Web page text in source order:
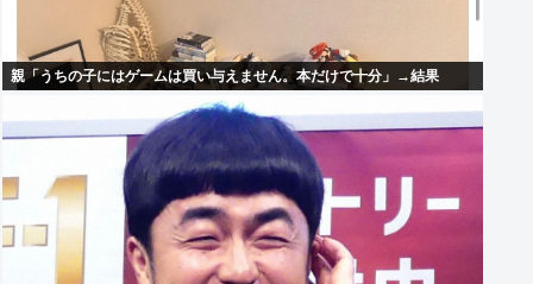
親「うちの子にはゲームは買い与えません。本だけで十分」→結果